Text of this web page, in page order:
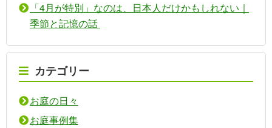
「4月が特別」なのは、日本人だけかもしれない｜
季節と記憶の話
カテゴリー
お庭の日々
お庭事例集